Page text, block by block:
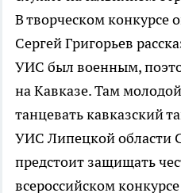
В творческом конкурсе
Сергей Григорьев
УИС был военным,
на Кавказе. Там
танцевать кавказский
УИС Липецкой области
предстоит защищать
всероссийском